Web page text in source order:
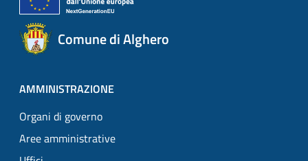
Comune di Alghero
AMMINISTRAZIONE
Organi di governo
Aree amministrative